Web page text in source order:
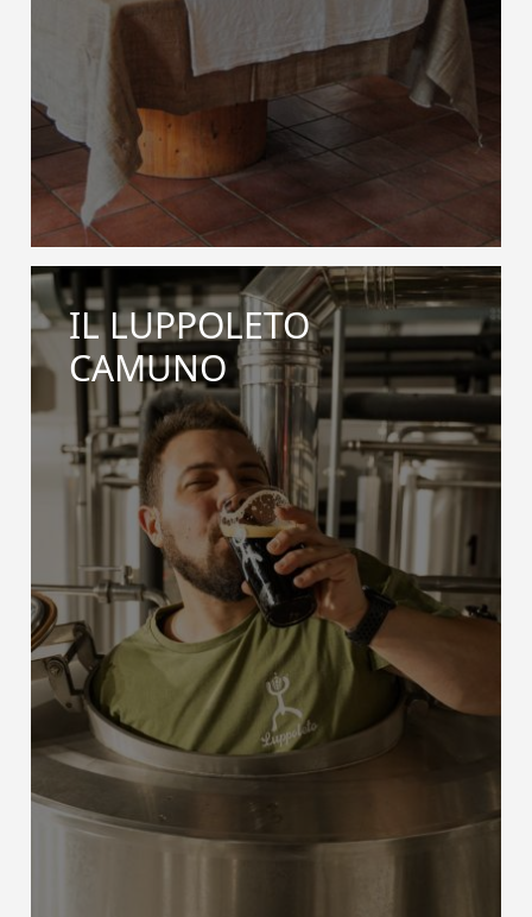
IL LUPPOLETO
CAMUNO